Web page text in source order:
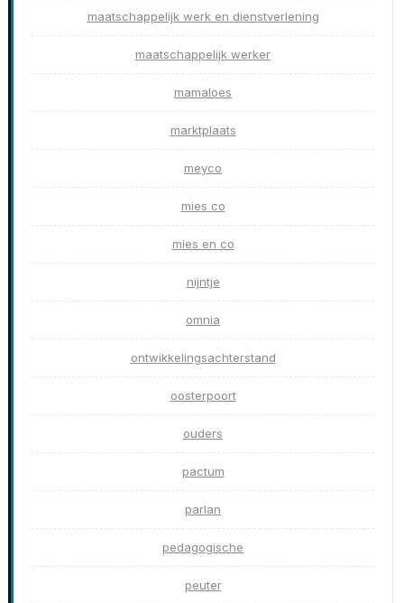
maatschappelijk werk en dienstverlening
maatschappelijk werker
mamaloes
marktplaats
meyco
mies co
mies en co
nijntje
omnia
ontwikkelingsachterstand
oosterpoort
ouders
pactum
parlan
pedagogische
peuter